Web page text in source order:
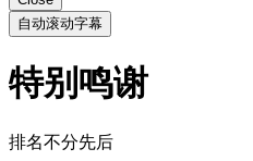
自动滚动字幕
特别鸣谢
排名不分先后